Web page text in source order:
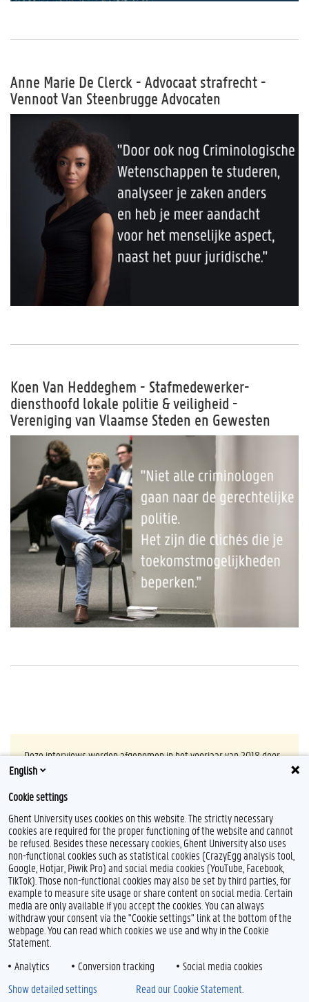
Anne Marie De Clerck - Advocaat strafrecht -
Vennoot Van Steenbrugge Advocaten
Koen Van Heddeghem - Stafmedewerker-
diensthoofd lokale politie & veiligheid -
Vereniging van Vlaamse Steden en Gewesten
Deze interviews werden afgenomen in het voorjaar van 2018 door
Sophie Dewaele. Meer info en studieadvies via
F
a
c
e
b
o
o
k
T
w
i
t
t
e
r
L
i
n
k
e
d
Y
o
u
T
u
b
e
I
n
s
t
a
g
r
Feedback
Privacy
Disclaimer
Toegankelijkheid
English
Cookie settings
Ghent University uses cookies on this website. The strictly necessary
cookies are required for the proper functioning of the website and cannot
be refused. Besides these necessary cookies, Ghent University also uses
non-functional cookies such as statistical cookies (CrazyEgg analysis tool,
Google, Hotjar, Piwik Pro) and social media cookies (YouTube, Facebook,
TikTok). Those non-functional cookies may also be set by third parties, for
example to measure site usage or share content on social media. Certain
media are only available if you accept the cookies. You can always
withdraw your consent via the "Cookie settings" link at the bottom of the
webpage. You can read which cookies we use and why in the Cookie
Statement.
Analytics
Conversion tracking
Social media cookies
Show detailed settings
Read our Cookie Statement.